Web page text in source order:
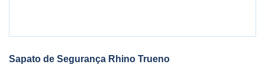
Sapato de Segurança Rhino Trueno